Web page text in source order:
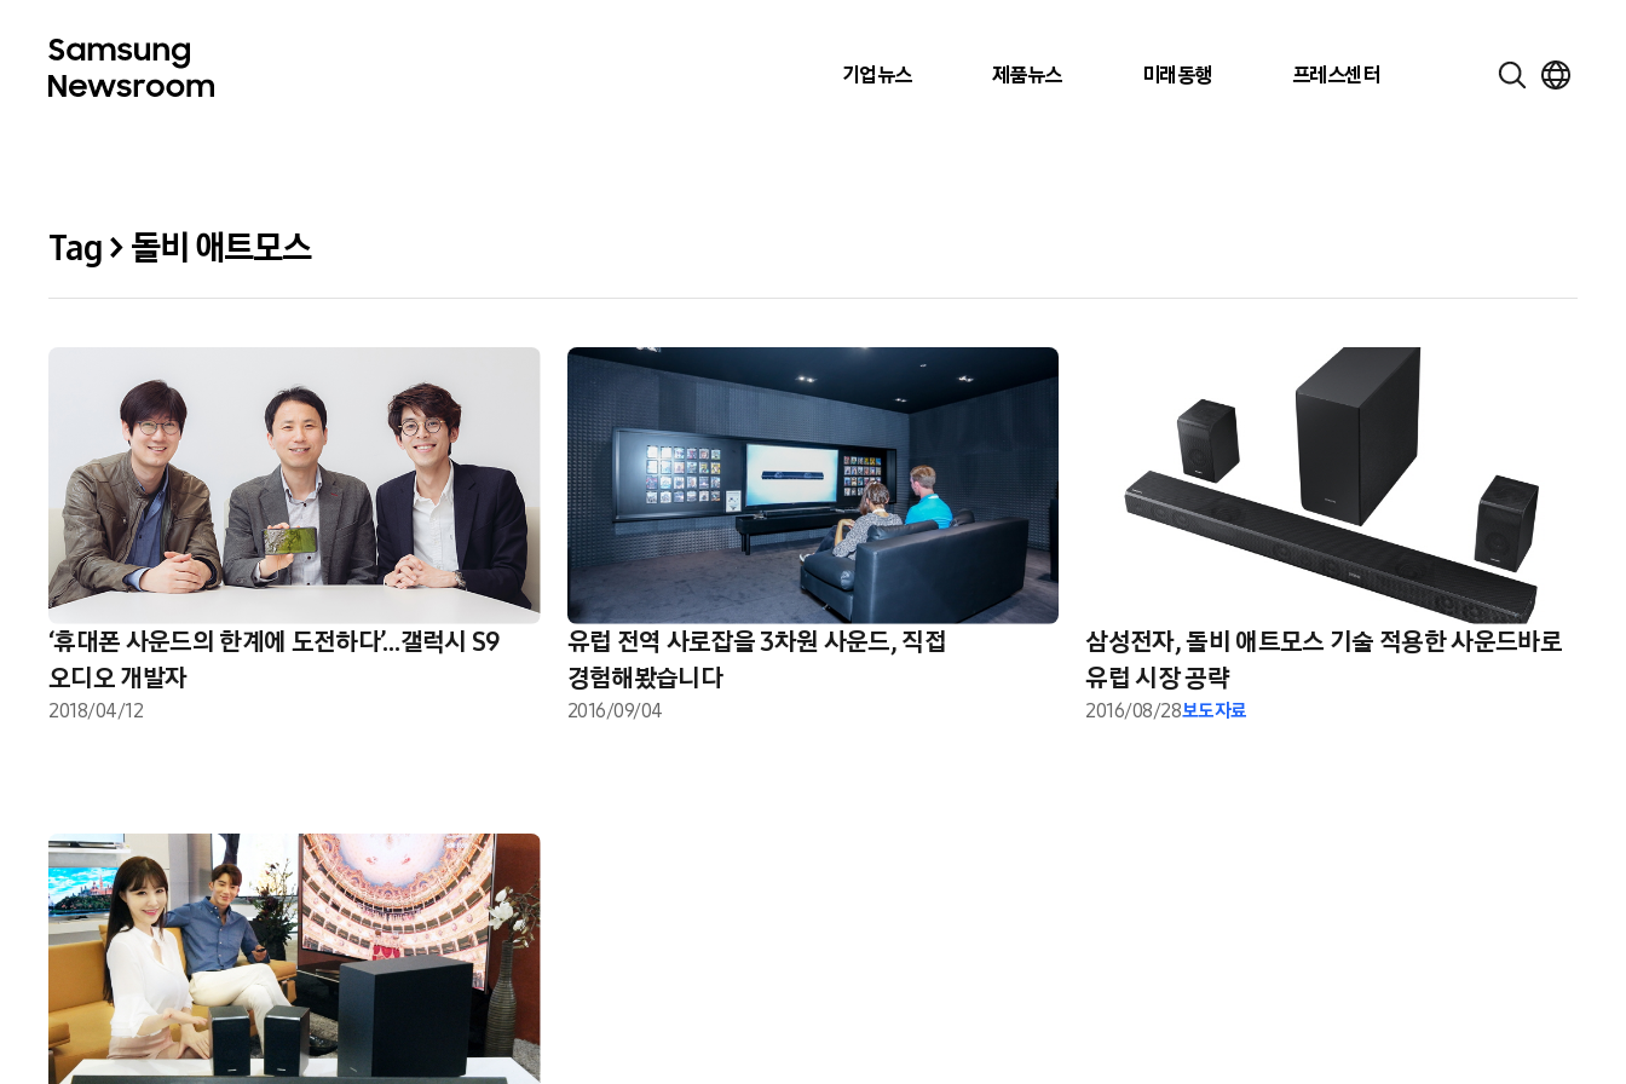
기업뉴스 제품뉴스 미래동행 프레스센터
Tag > 돌비 애트모스
‘휴대폰 사운드의 한계에 도전하다’…갤럭시 S9
오디오 개발자
2018/04/12
유럽 전역 사로잡을 3차원 사운드, 직접
경험해봤습니다
2016/09/04
삼성전자, 돌비 애트모스 기술 적용한 사운드바로
유럽 시장 공략
2016/08/28보도자료